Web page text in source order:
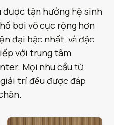
được tận hưởng hệ sinh
bơi vô cực rộng hơn
đại bậc nhất, và đặc
với trung tâm
Mọi nhu cầu từ
trí đều được đáp